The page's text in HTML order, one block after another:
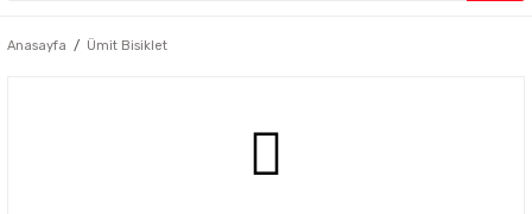
Anasayfa Ümit Bisiklet